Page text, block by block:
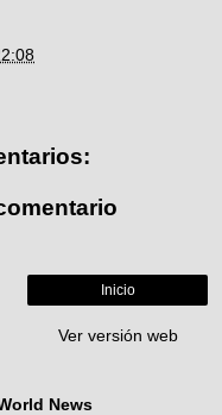
Inicio
Ver versión web
News